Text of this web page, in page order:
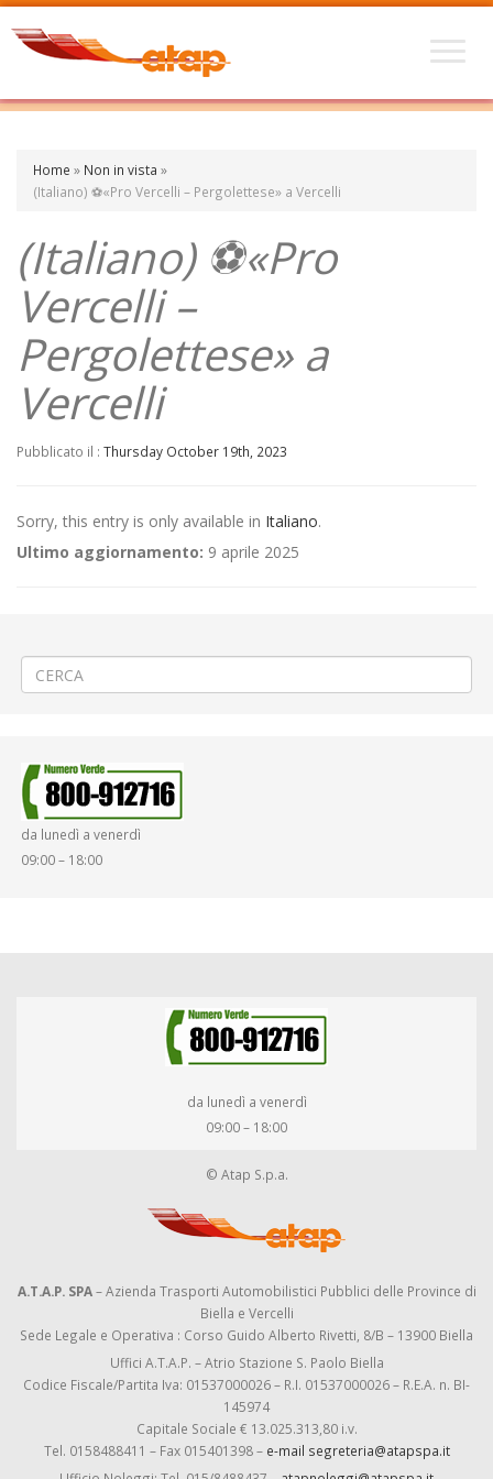
Home » Non in vista »
(Italiano) ⚽«Pro Vercelli – Pergolettese» a Vercelli
(Italiano) ⚽«Pro
Vercelli –
Pergolettese» a
Vercelli
Pubblicato il : Thursday October 19th, 2023
Sorry, this entry is only available in Italiano.
Ultimo aggiornamento: 9 aprile 2025
da lunedì a venerdì
09:00 – 18:00
da lunedì a venerdì
09:00 – 18:00
© Atap S.p.a.
A.T.A.P. SPA– Azienda Trasporti Automobilistici Pubblici delle Province di
Biella e Vercelli
Sede Legale e Operativa : Corso Guido Alberto Rivetti, 8/B – 13900 Biella
Uffici A.T.A.P. – Atrio Stazione S. Paolo Biella
Codice Fiscale/Partita Iva: 01537000026 – R.I. 01537000026 – R.E.A. n. BI-
145974
Capitale Sociale € 13.025.313,80 i.v.
Tel. 0158488411 – Fax 015401398 – e-mail segreteria@atapspa.it